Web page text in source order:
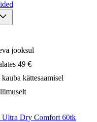
jooksul
49 €
kättesaamisel
Ultra Dry Comfort 60tk